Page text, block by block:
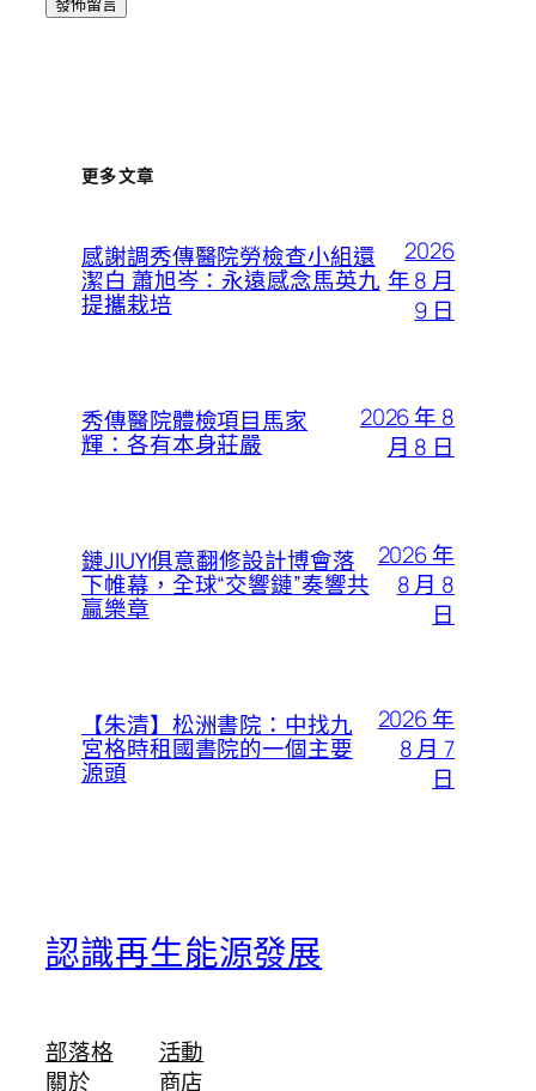
更多文章
感謝調秀傳醫院勞檢查小組還
潔白 蕭旭岑：永遠感念馬英九
提攜栽培
2026
年 8 月
9 日
秀傳醫院體檢項目馬家
輝：各有本身莊嚴
2026 年 8
月 8 日
鏈JIUYI俱意翻修設計博會落
下帷幕，全球“交響鏈”奏響共
贏樂章​​
2026 年
8 月 8
日
【朱清】松洲書院：中找九
宮格時租國書院的一個主要
源頭
2026 年
8 月 7
日
認識再生能源發展
部落格
關於
活動
商店